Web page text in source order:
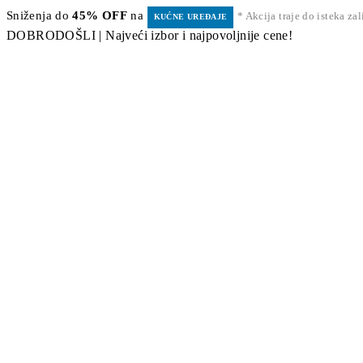
Sniženja do45% OFF na KUĆNE UREĐAJE * Akcija traje do isteka
DOBRODOŠLI | Najveći izbor i najpovoljnije cene!